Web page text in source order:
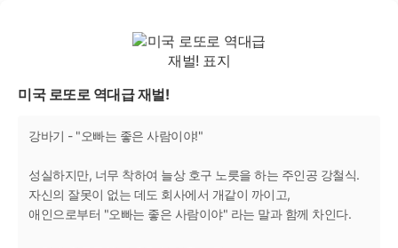
미국 로또로 역대급 재벌!
강바기 - "오빠는 좋은 사람이야!"
성실하지만, 너무 착하여 늘상 호구 노릇을 하는 주인공 강철식.
자신의 잘못이 없는 데도 회사에서 개같이 까이고,
애인으로부터 "오빠는 좋은 사람이야" 라는 말과 함께 차인다.